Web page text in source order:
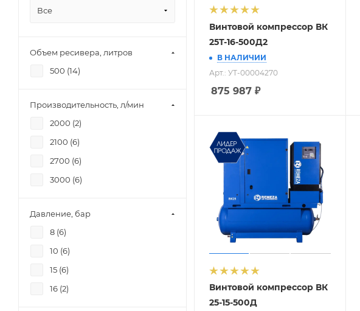
Винтовой компрессор ВК
25Т-16-500Д2
В НАЛИЧИИ
Арт.: УТ-00004270
875 987 ₽
Винтовой компрессор ВК
25-15-500Д
Все
Объем ресивера, литров
500 (14)
Производительность, л/мин
2000 (2)
2100 (6)
2700 (6)
3000 (6)
Давление, бар
8 (6)
10 (6)
15 (6)
16 (2)